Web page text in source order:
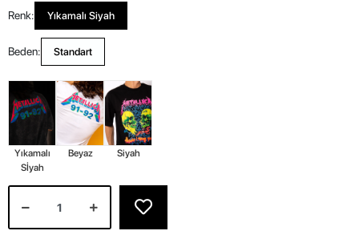
Renk: Yıkamalı Siyah
Beden: Standart
Yıkamalı
Sİyah
Beyaz Siyah